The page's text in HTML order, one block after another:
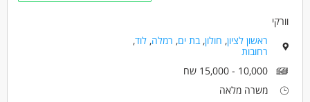
וורקי
ראשון לציון, חולון,בת ים, רמלה,לוד,
רחובות
10,000 - 15,000 שח
משרה מלאה